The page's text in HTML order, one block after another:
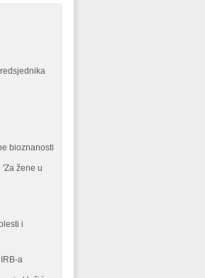
bioznanosti
žene u
i
a